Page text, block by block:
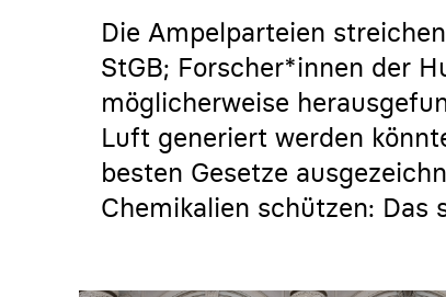
Die Ampelparteien
StGB; Forscher*innen der
möglicherweise
Luft generiert werden
besten Gesetze
Chemikalien schützen: Das